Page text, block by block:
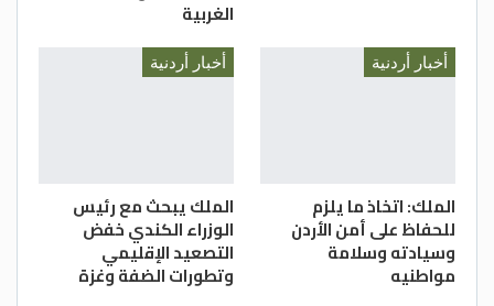
الغربية
أخبار أردنية
الملك: اتخاذ ما يلزم
للحفاظ على أمن الأردن
وسيادته وسلامة
مواطنيه
أخبار أردنية
الملك يبحث مع رئيس
الوزراء الكندي خفض
التصعيد الإقليمي
وتطورات الضفة وغزة